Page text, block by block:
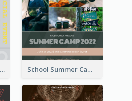
Ultimate Grey Invitation Design Template School Summer Camp Invitation